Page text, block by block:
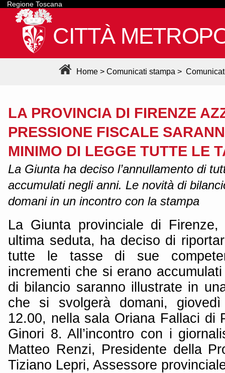
Regione Toscana
CITTÀ
Home > Comunicati stampa >
LA PROVINCIA DI FIRENZE
PRESSIONE FISCALE
MINIMO DI LEGGE TUTTE LE
La Giunta ha deciso l’annullamento di
accumulati negli anni. Le novità di
domani in un incontro con la stampa
La Giunta provinciale di
ultima seduta, ha deciso di
tutte le tasse di sue
incrementi che si erano
di bilancio saranno illustrate in
che si svolgerà domani,
12.00, nella sala Oriana Fallaci di
Ginori 8. All’incontro con i
Matteo Renzi, Presidente della
Tiziano Lepri, Assessore